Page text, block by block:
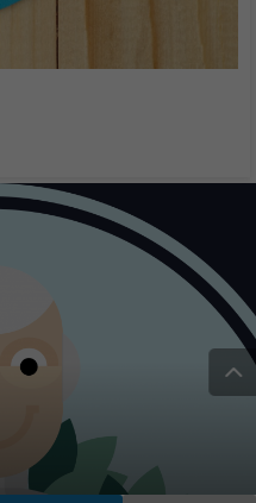
Pubblicità
- Tutti i diritti
- Reg. Trib. Milano
n. 21424 del